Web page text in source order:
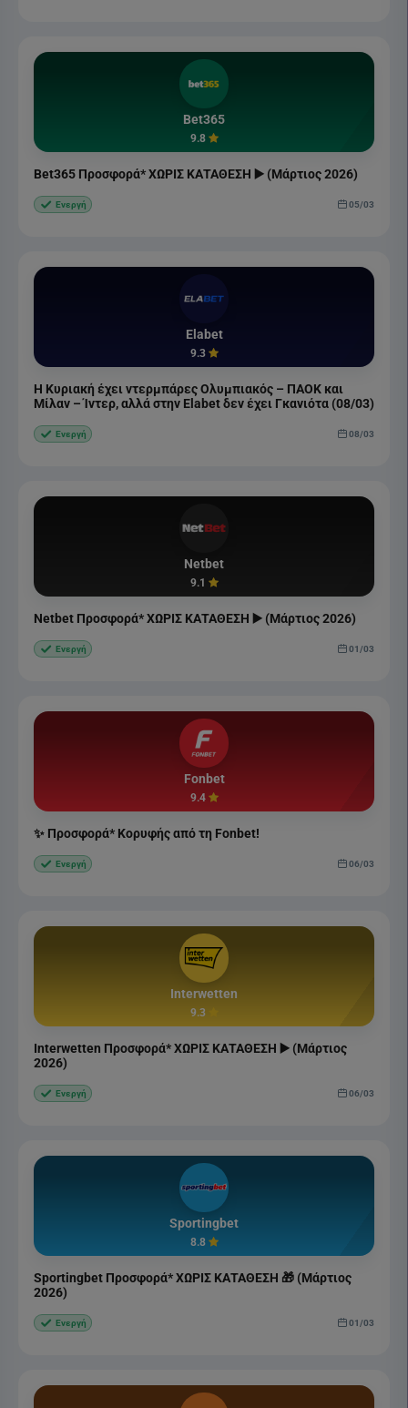
Bet365
9.8
Bet365 Προσφορά* ΧΩΡΙΣ ΚΑΤΑΘΕΣΗ ▶️ (Μάρτιος 2026)
Ενεργή 05/03
Elabet
9.3
Η Κυριακή έχει ντερμπάρες Ολυμπιακός – ΠΑΟΚ και
Μίλαν – Ίντερ, αλλά στην Elabet δεν έχει Γκανιότα (08/03)
Ενεργή 08/03
Netbet
9.1
Netbet Προσφορά* ΧΩΡΙΣ ΚΑΤΑΘΕΣΗ ▶️ (Μάρτιος 2026)
Ενεργή 01/03
Fonbet
9.4
✨ Προσφορά* Κορυφής από τη Fonbet!
Ενεργή 06/03
Interwetten
9.3
Interwetten Προσφορά* ΧΩΡΙΣ ΚΑΤΑΘΕΣΗ ▶️ (Μάρτιος
2026)
Ενεργή 06/03
Sportingbet
8.8
Sportingbet Προσφορά* ΧΩΡΙΣ ΚΑΤΑΘΕΣΗ 🎁 (Μάρτιος
2026)
Ενεργή 01/03